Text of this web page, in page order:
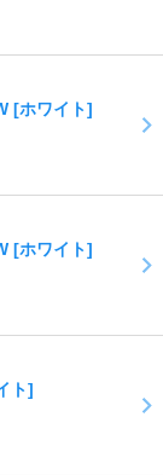
[ホワイト]
[ホワイト]
ト]